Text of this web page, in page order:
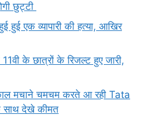
छुट्टी
एक व्यापारी की हत्या, आखिर
के छात्रों के रिजल्ट हुए जारी,
मचाने चमचम करते आ रही Tata
साथ देखे कीमत